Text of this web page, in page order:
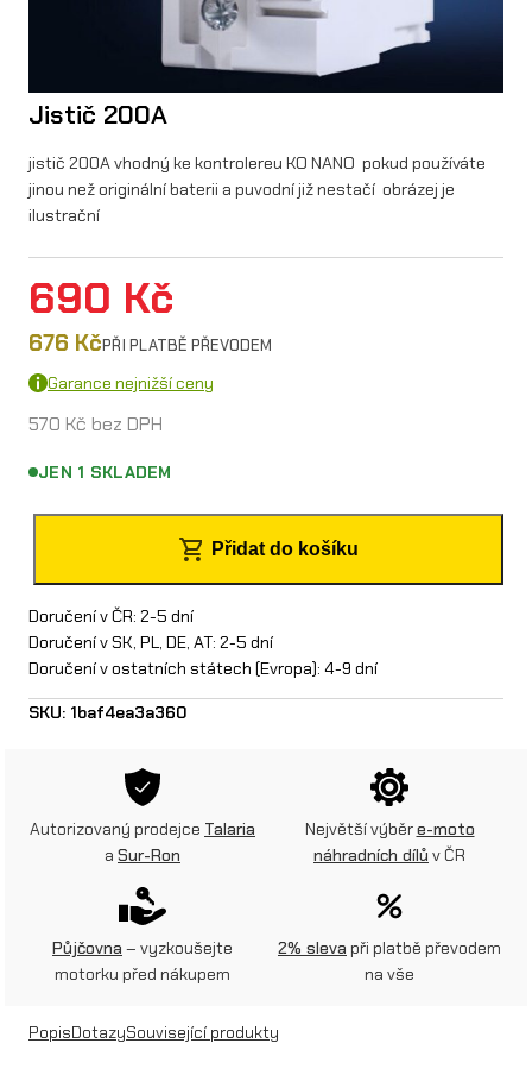
Jistič 200A
jistič 200A vhodný ke kontrolereu KO NANO pokud používáte
jinou než originální baterii a puvodní již nestačí obrázej je
ilustrační
690 Kč
676 KčPŘI PLATBĚ PŘEVODEM
Garance nejnižší ceny
570 Kč bez DPH
JEN 1 SKLADEM
s
t
i
Přidat do košíku
Doručení v ČR: 2-5 dní
Doručení v SK, PL, DE, AT: 2-5 dní
Doručení v ostatních státech (Evropa): 4-9 dní
SKU: 1baf4ea3a360
Autorizovaný prodejce Talaria
a Sur-Ron
Největší výběre-moto
náhradních dílů v ČR
Půjčovna – vyzkoušejte
motorku před nákupem
2% sleva při platbě převodem
na vše
PopisDotazySouvisející produkty